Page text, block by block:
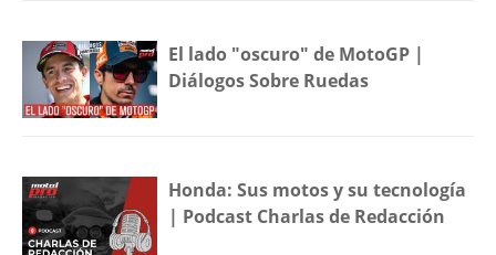
El lado "oscuro" de MotoGP |
Diálogos Sobre Ruedas
Honda: Sus motos y su tecnología
| Podcast Charlas de Redacción